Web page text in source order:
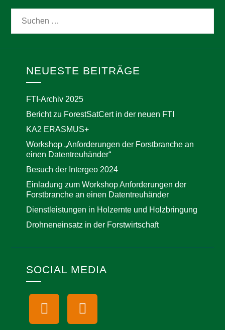
NEUESTE BEITRÄGE
FTI-Archiv 2025
Bericht zu ForestSatCert in der neuen FTI
KA2 ERASMUS+
Workshop „Anforderungen der Forstbranche an
einen Datentreuhänder“
Besuch der Intergeo 2024
Einladung zum Workshop Anforderungen der
Forstbranche an einen Datentreuhänder
Dienstleistungen in Holzernte und Holzbringung
Drohneneinsatz in der Forstwirtschaft
SOCIAL MEDIA